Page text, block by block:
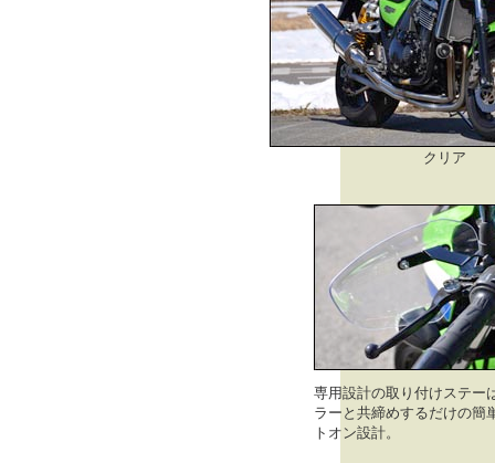
クリア
専用設計の取り付けステー
ラーと共締めするだけの簡
トオン設計。